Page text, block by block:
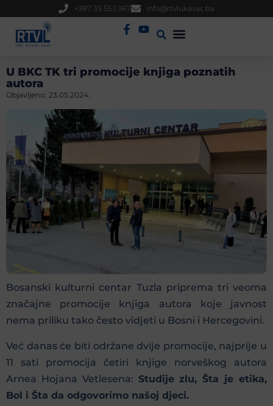
+387 35 553 967 info@rtvlukavac.ba
U BKC TK tri promocije knjiga poznatih
autora
Objavljeno: 23.05.2024.
Bosanski kulturni centar Tuzla priprema tri veoma
značajne promocije knjiga autora koje javnost
nema priliku tako često vidjeti u Bosni i Hercegovini.
Već danas će biti održane dvije promocije, najprije u
11 sati promocija četiri knjige norveškog autora
Arnea Hojana Vetlesena: Studije zlu, Šta je etika,
Bol i Šta da odgovorimo našoj djeci.